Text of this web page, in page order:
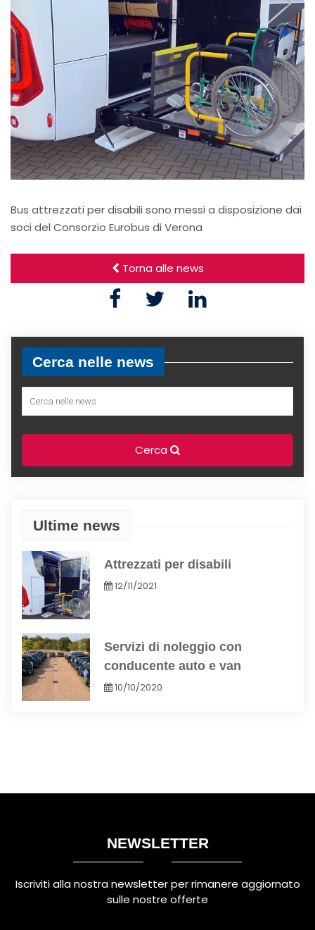
Bus attrezzati per disabili sono messi a disposizione dai
soci del Consorzio Eurobus di Verona
Torna alle news
Cerca nelle news
Cerca
Ultime news
Attrezzati per disabili
12/11/2021
Servizi di noleggio con
conducente auto e van
10/10/2020
NEWSLETTER
Iscriviti alla nostra newsletter per rimanere aggiornato
sulle nostre offerte